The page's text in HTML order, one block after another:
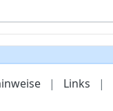
| Links |